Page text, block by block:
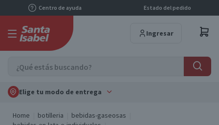
Centro de ayuda Estado del pedido
Ingresar
Elige tu modo de entrega
Home botilleria
bebidas-gaseosas